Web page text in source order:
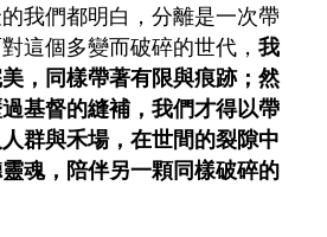
我們都明白，分離是一次帶
這個多變而破碎的世代， 我
，同樣帶著有限與痕跡；然
基督的縫補，我們才得以帶
群與禾場，在世間的裂隙中
魂，陪伴另一顆同樣破碎的